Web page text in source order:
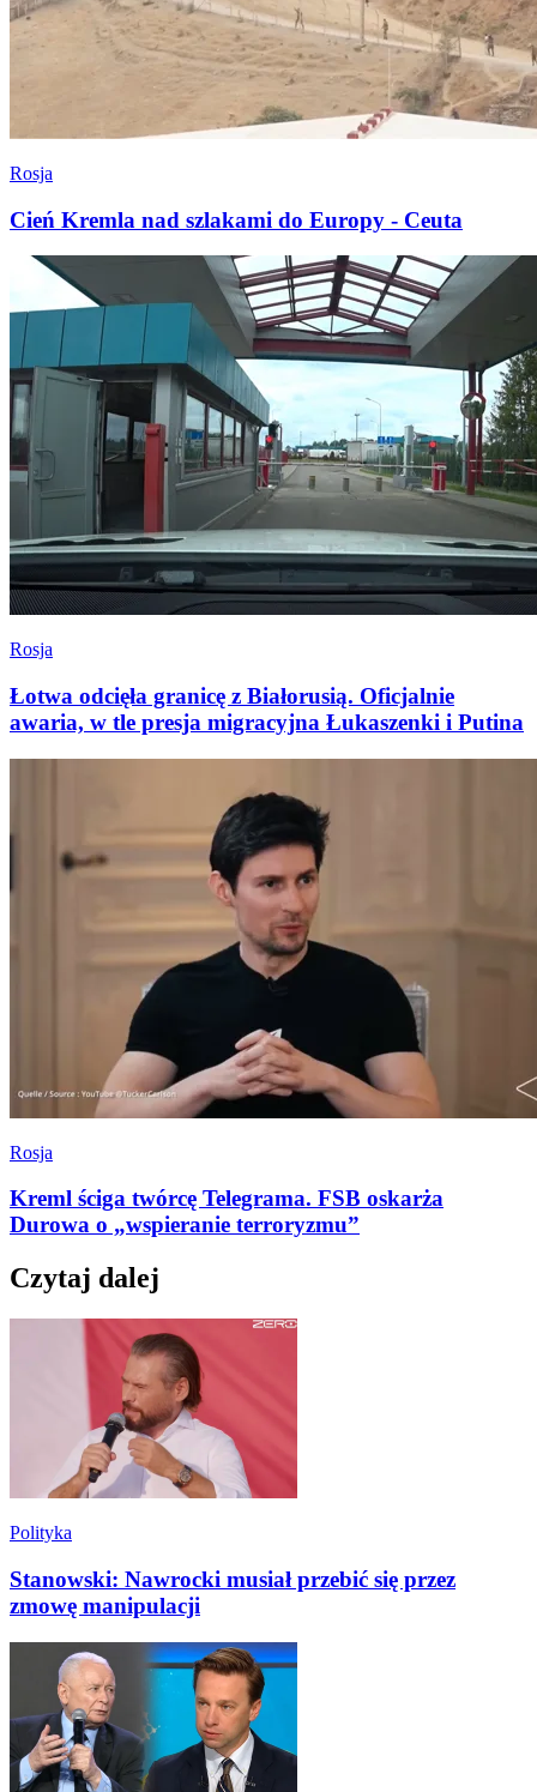
Rosja
Cień Kremla nad szlakami do Europy - Ceuta
Rosja
Łotwa odcięła granicę z Białorusią. Oficjalnie
awaria, w tle presja migracyjna Łukaszenki i Putina
Rosja
Kreml ściga twórcę Telegrama. FSB oskarża
Durowa o „wspieranie terroryzmu”
Czytaj dalej
Polityka
Stanowski: Nawrocki musiał przebić się przez
zmowę manipulacji